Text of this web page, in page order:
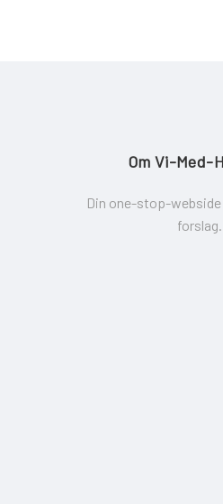
Om Vi-Med-
Din one-stop-
forslag.